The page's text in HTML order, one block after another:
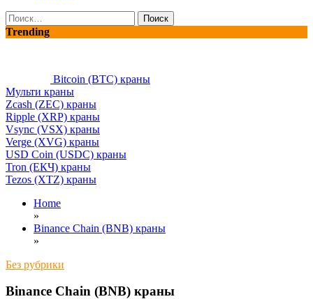
Найти:
Trending
Bitcoin (BTC) краны
Мульти краны
Zcash (ZEC) краны
Ripple (XRP) краны
Vsync (VSX) краны
Verge (XVG) краны
USD Coin (USDC) краны
Tron (ЕКЧ) краны
Tezos (XTZ) краны
Home
»
Binance Chain (BNB) краны
»
Без рубрики
Binance Chain (BNB) краны